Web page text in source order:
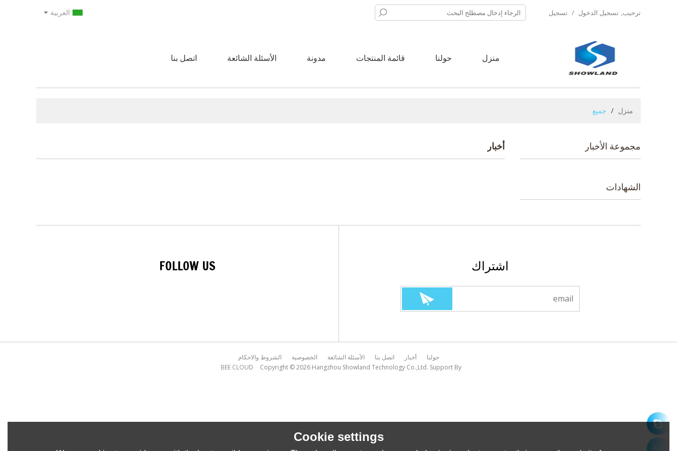
ترحيب, تسجيل الدخول / تسجيل العربية
منزل حولنا قائمة المنتجات مدونة الأسئلة الشائعة اتصل بنا
منزل / جميع
مجموعة الأخبار
الشهادات
أخبار
اشتراك FOLLOW US
حولنا أخبار اتصل بنا الأسئلة الشائعة الخصوصية
الشروط والاحكام
Copyright © 2026 Hangzhou Showland Technology Co.,Ltd. Support By
BEE CLOUD
Cookie settings